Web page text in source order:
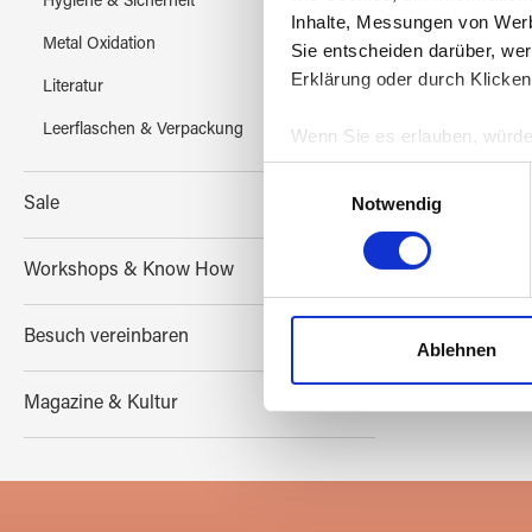
Inhalte, Messungen von
Sie entscheiden darüber,
Erklärung oder durch
Wenn Sie es erlauben,
Informationen über
Ihr Gerät durch
Erfahren Sie mehr
Einzelheitenfest.
Wir verwenden Cookies,
und die Zugriffe auf unsere
Einwilligungsauswahl
Notwendig
Ablehnen
Metal Oxidation
Literatur
Leerflaschen & Verpackung
Sale
Workshops & Know How
Besuch vereinbaren
Magazine & Kultur